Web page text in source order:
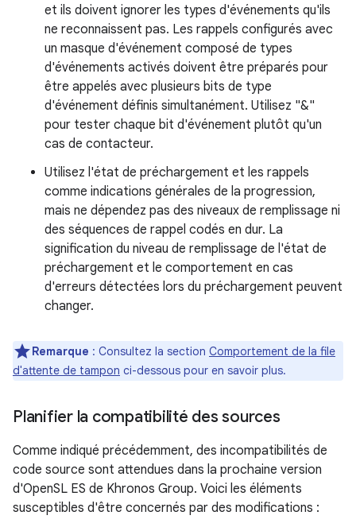
et ils doivent ignorer les types d'événements qu'ils
ne reconnaissent pas. Les rappels configurés avec
un masque d'événement composé de types
d'événements activés doivent être préparés pour
être appelés avec plusieurs bits de type
d'événement définis simultanément. Utilisez "&"
pour tester chaque bit d'événement plutôt qu'un
cas de contacteur.
Utilisez l'état de préchargement et les rappels
comme indications générales de la progression,
mais ne dépendez pas des niveaux de remplissage ni
des séquences de rappel codés en dur. La
signification du niveau de remplissage de l'état de
préchargement et le comportement en cas
d'erreurs détectées lors du préchargement peuvent
changer.
Remarque : Consultez la section Comportement de la file
d'attente de tampon ci-dessous pour en savoir plus.
Planifier la compatibilité des sources
Comme indiqué précédemment, des incompatibilités de
code source sont attendues dans la prochaine version
d'OpenSL ES de Khronos Group. Voici les éléments
susceptibles d'être concernés par des modifications :